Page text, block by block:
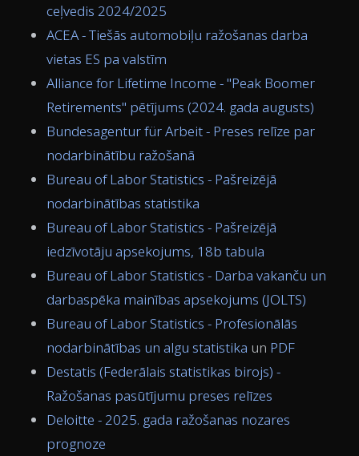
ceļvedis 2024/2025
ACEA - Tiešās automobiļu ražošanas darba
vietas ES pa valstīm
Alliance for Lifetime Income - "Peak Boomer
Retirements" pētījums (2024. gada augusts)
Bundesagentur für Arbeit - Preses relīze par
nodarbinātību ražošanā
Bureau of Labor Statistics - Pašreizējā
nodarbinātības statistika
Bureau of Labor Statistics - Pašreizējā
iedzīvotāju apsekojums, 18b tabula
Bureau of Labor Statistics - Darba vakanču un
darbaspēka mainības apsekojums (JOLTS)
Bureau of Labor Statistics - Profesionālās
nodarbinātības un algu statistika un PDF
Destatis (Federālais statistikas birojs) -
Ražošanas pasūtījumu preses relīzes
Deloitte - 2025. gada ražošanas nozares
prognoze